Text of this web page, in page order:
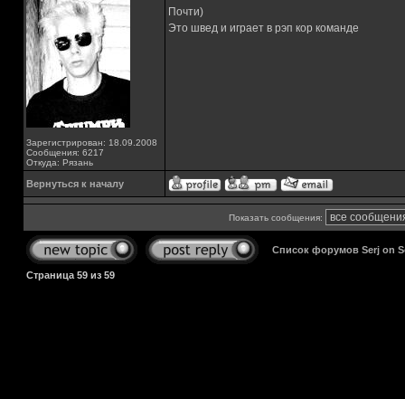
Зарегистрирован: 18.09.2008
Сообщения: 6217
Откуда: Рязань
Почти)
Это швед и играет в рэп кор команде
Вернуться к началу
Показать сообщения:
Список форумов Serj on
Страница 59 из 59